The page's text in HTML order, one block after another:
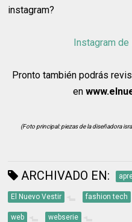
instagram?
Instagram
Pronto también podrás
en
(Foto principal: piezas de la diseñadora
ARCHIVADO EN:
El Nuevo Vestir fashion tech
web webserie